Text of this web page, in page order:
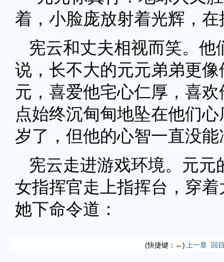
着，小脸庞放射着光辉，
宪云和丈夫相视而笑。
说，长不大的元元弟弟更
元，喜爱他宅心仁厚，喜
点始终沉甸甸地坠在他们
岁了，但他的心智一直没
宪云走进游戏环境。元
女指挥官走上指挥台，穿
她下命令道：
(快捷键：←) 上一章 回